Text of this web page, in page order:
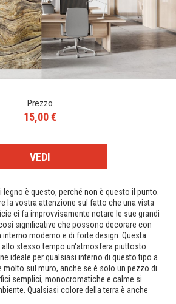
Prezzo
15,00 €
VEDI
legno è questo, perché non è questo il punto.
la vostra attenzione sul fatto che una vista
ci fa improvvisamente notare le sue grandi
significative che possono decorare con
moderno e di forte design. Questa
allo stesso tempo un'atmosfera piuttosto
ideale per qualsiasi interno di questo tipo a
molto sul muro, anche se è solo un pezzo di
semplici, monocromatiche e calme si
Qualsiasi colore della terra è anche